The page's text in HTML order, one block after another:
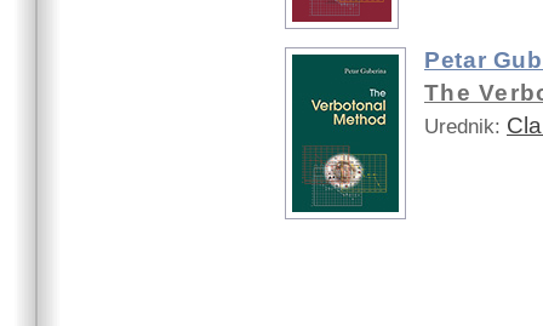
Petar
The
Urednik: